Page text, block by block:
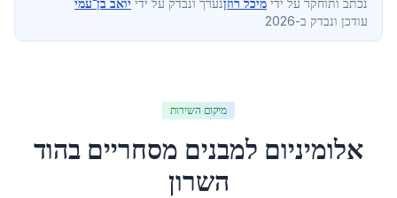
נכתב ותוחקר על ידי מיכל רוזןנערך ונבדק על ידי יואב בן־עמי
עודכן ונבדק ב-2026
מיקום השירות
אלומיניום למבנים מסחריים בהוד
השרון